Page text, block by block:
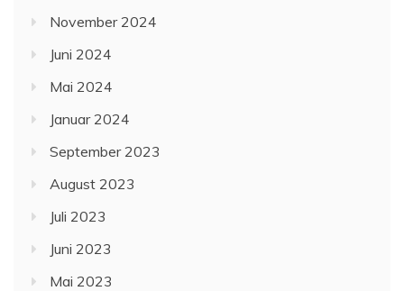
November 2024
Juni 2024
Mai 2024
Januar 2024
September 2023
August 2023
Juli 2023
Juni 2023
Mai 2023